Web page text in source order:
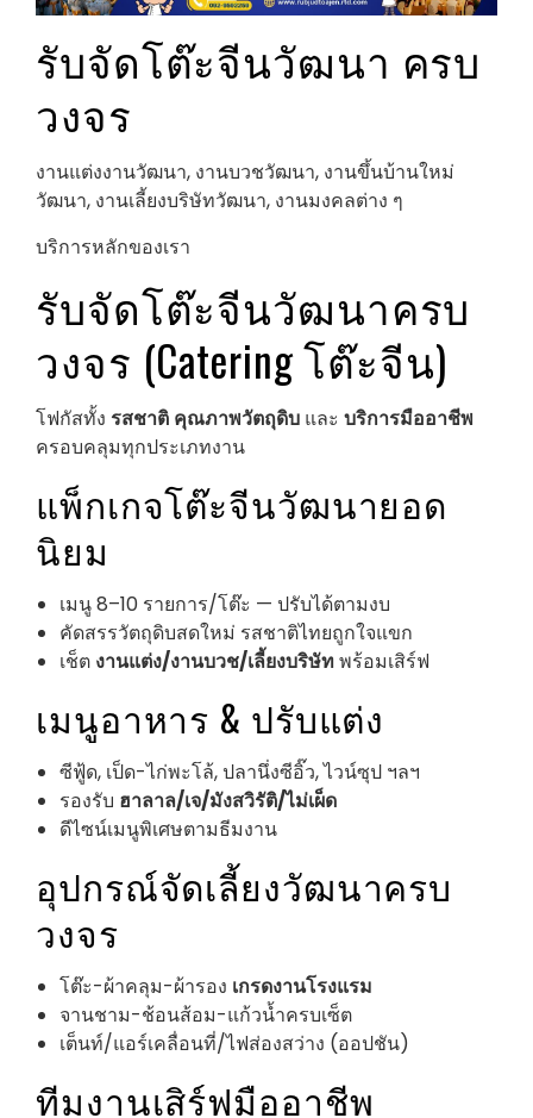
รับจัดโต๊ะจีนวัฒนา ครบ
วงจร
งานแต่งงานวัฒนา, งานบวชวัฒนา, งานขึ้นบ้านใหม่
วัฒนา, งานเลี้ยงบริษัทวัฒนา, งานมงคลต่าง ๆ
บริการหลักของเรา
รับจัดโต๊ะจีนวัฒนาครบ
วงจร (Catering โต๊ะจีน)
โฟกัสทั้ง รสชาติ คุณภาพวัตถุดิบ และ บริการมืออาชีพ
ครอบคลุมทุกประเภทงาน
แพ็กเกจโต๊ะจีนวัฒนายอด
นิยม
เมนู 8–10 รายการ/โต๊ะ — ปรับได้ตามงบ
คัดสรรวัตถุดิบสดใหม่ รสชาติไทยถูกใจแขก
เช็ต งานแต่ง/งานบวช/เลี้ยงบริษัทพร้อมเสิร์ฟ
เมนูอาหาร & ปรับแต่ง
ซีฟู้ด, เป็ด-ไก่พะโล้, ปลานึ่งซีอิ๊ว, ไวน์ซุป ฯลฯ
รองรับ ฮาลาล/เจ/มังสวิรัติ/ไม่เผ็ด
ดีไซน์เมนูพิเศษตามธีมงาน
อุปกรณ์จัดเลี้ยงวัฒนาครบ
วงจร
โต๊ะ-ผ้าคลุม-ผ้ารอง เกรดงานโรงแรม
จานชาม-ช้อนส้อม-แก้วน้ำครบเซ็ต
เต็นท์/แอร์เคลื่อนที่/ไฟส่องสว่าง (ออปชัน)
ทีมงานเสิร์ฟมืออาชีพ